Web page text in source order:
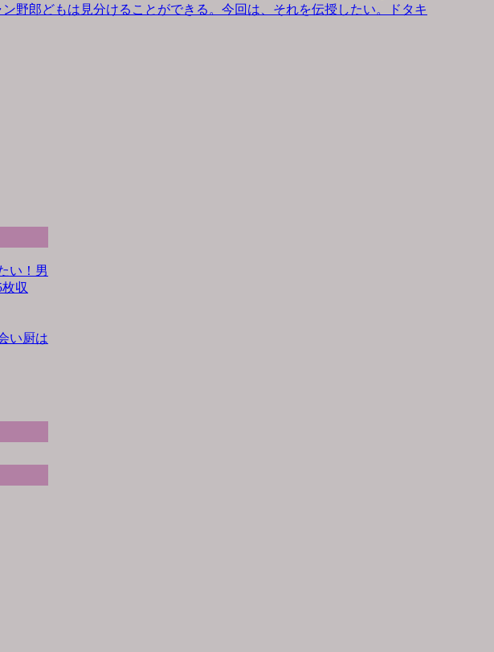
野郎どもは見分けることができる。今回は、それを伝授したい。ドタキ
い！男
収
い厨は